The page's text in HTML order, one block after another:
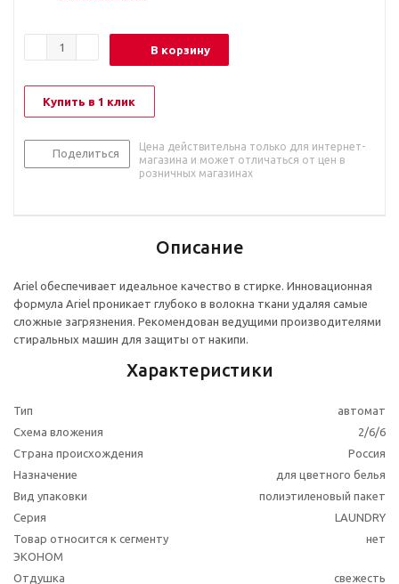
В корзину
Купить в 1 клик
Поделиться
Цена действительна только для интернет-
магазина и может отличаться от цен в
розничных магазинах
Описание
Ariel обеспечивает идеальное качество в стирке. Инновационная
формула Ariel проникает глубоко в волокна ткани удаляя самые
сложные загрязнения. Рекомендован ведущими производителями
стиральных машин для защиты от накипи.
Характеристики
Тип
автомат
Схема вложения
2/6/6
Страна происхождения
Россия
Назначение
для цветного белья
Вид упаковки
полиэтиленовый пакет
Серия
LAUNDRY
Товар относится к сегменту
ЭКОНОМ
нет
Отдушка
свежесть